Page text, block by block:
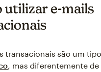
utilizar e-mails
transacionais são um
, mas diferentemente